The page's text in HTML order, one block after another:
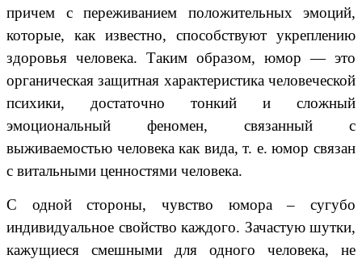
причем с переживанием положительных эмоций,
которые, как известно, способствуют укреплению
здоровья человека. Таким образом, юмор — это
органическая защитная характеристика человеческой
психики, достаточно тонкий и сложный
эмоциональный феномен, связанный с
выживаемостью человека как вида, т. е. юмор связан
с витальными ценностями человека.
С одной стороны, чувство юмора – сугубо
индивидуальное свойство каждого. Зачастую шутки,
кажущиеся смешными для одного человека, не